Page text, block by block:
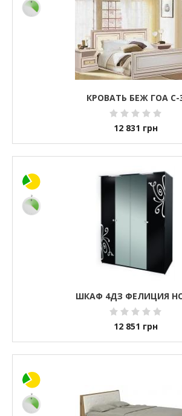
КРОВАТЬ БЕЖ ГОА С-
12 831 грн
ШКАФ 4ДЗ ФЕЛИЦИЯ
12 851 грн